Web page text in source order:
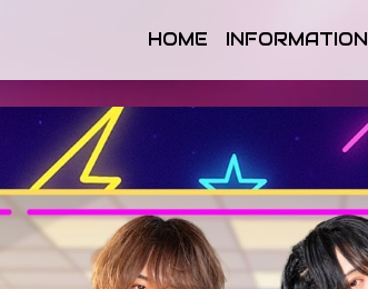
HOME INFORMATION